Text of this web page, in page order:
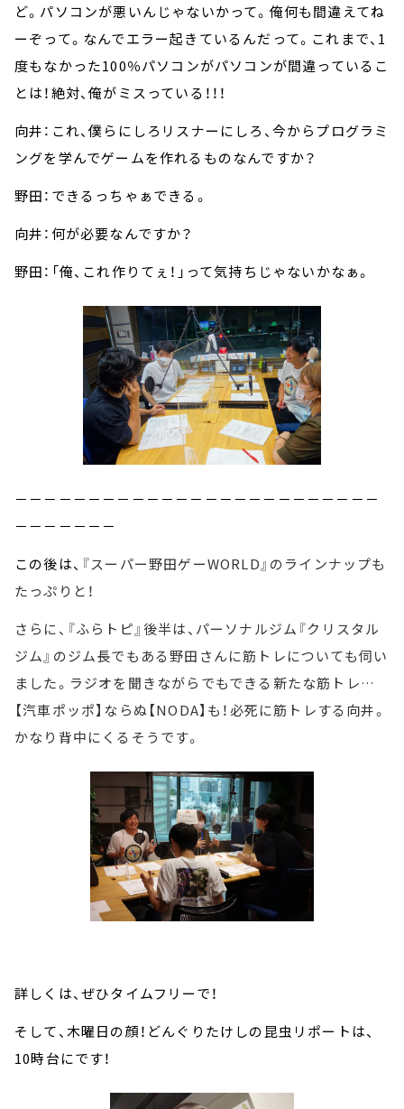
ど。パソコンが悪いんじゃないかって。俺何も間違えてね
ーぞって。なんでエラー起きているんだって。これまで、1
度もなかった100％パソコンがパソコンが間違っているこ
とは！絶対、俺がミスっている！！！
向井：これ、僕らにしろリスナーにしろ、今からプログラミ
ングを学んでゲームを作れるものなんですか？
野田：できるっちゃぁできる。
向井：何が必要なんですか？
野田：「俺、これ作りてぇ！」って気持ちじゃないかなぁ。
－－－－－－－－－－－－－－－－－－－－－－－－－
－－－－－－－
この後は、 『スーパー野田ゲーWORLD』のラインナップも
たっぷりと！
さらに、『ふらトピ』後半は、パーソナルジム『クリスタル
ジム』のジム長でもある野田さんに筋トレについても伺い
ました。ラジオを聞きながらでもできる新たな筋トレ…
【汽車ポッポ】ならぬ【NODA】も！必死に筋トレする向井。
かなり背中にくるそうです。
詳しくは、ぜひタイムフリーで！
そして、木曜日の顔！どんぐりたけしの昆虫リポートは、
10時台にです！